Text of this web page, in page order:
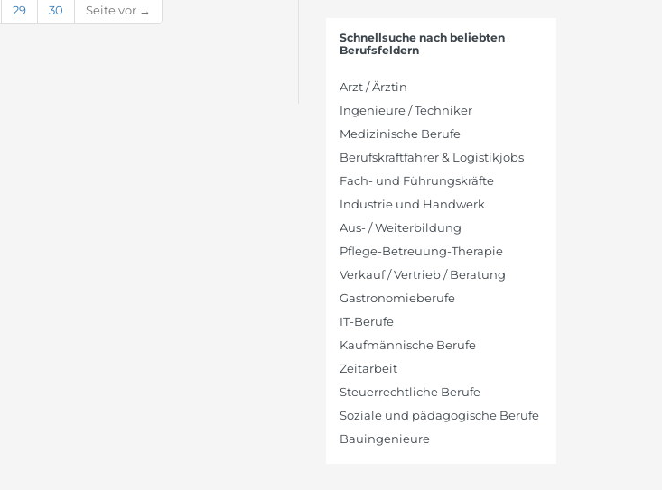
29 30 Seite vor →
Schnellsuche nach beliebten
Berufsfeldern
Arzt / Ärztin
Ingenieure / Techniker
Medizinische Berufe
Berufskraftfahrer & Logistikjobs
Fach- und Führungskräfte
Industrie und Handwerk
Aus- / Weiterbildung
Pflege-Betreuung-Therapie
Verkauf / Vertrieb / Beratung
Gastronomieberufe
IT-Berufe
Kaufmännische Berufe
Zeitarbeit
Steuerrechtliche Berufe
Soziale und pädagogische Berufe
Bauingenieure